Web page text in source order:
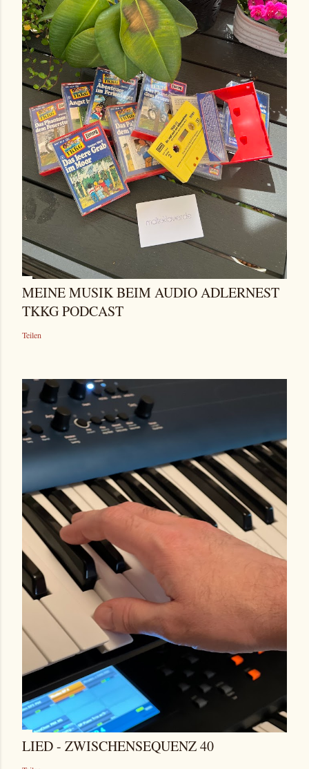
MEINE MUSIK BEIM AUDIO ADLERNEST
TKKG PODCAST
Teilen
LIED - ZWISCHENSEQUENZ 40